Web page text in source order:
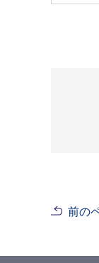
前の